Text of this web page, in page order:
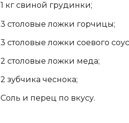
1 кг свиной грудинки;
3 столовые ложки горчицы;
3 столовые ложки соевого
2 столовые ложки меда;
2 зубчика чеснока;
Соль и перец по вкусу.